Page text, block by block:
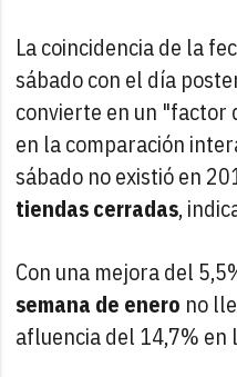
La coincidencia de la
sábado con el día
convierte en un
en la comparación
sábado no existió en
tiendas cerradas,
Con una mejora del
semana de enero no
afluencia del 14,7% en